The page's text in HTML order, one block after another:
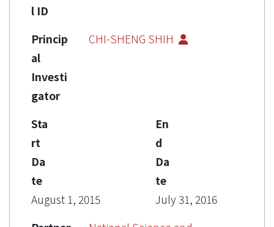
l ID
Princip
al
Investi
gator
CHI-SHENG SHIH
Sta
rt
Da
te
August 1, 2015
En
d
Da
te
July 31, 2016